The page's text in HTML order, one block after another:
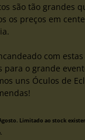
são tão grandes
os preços em
com
para o grande
uns Óculos de
Limitado ao stock